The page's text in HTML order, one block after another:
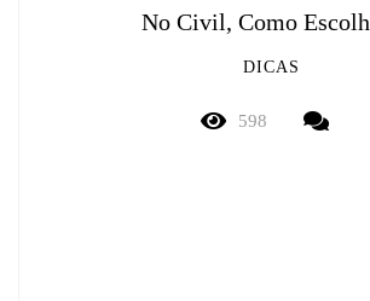
No Civil, Como
DICAS
598